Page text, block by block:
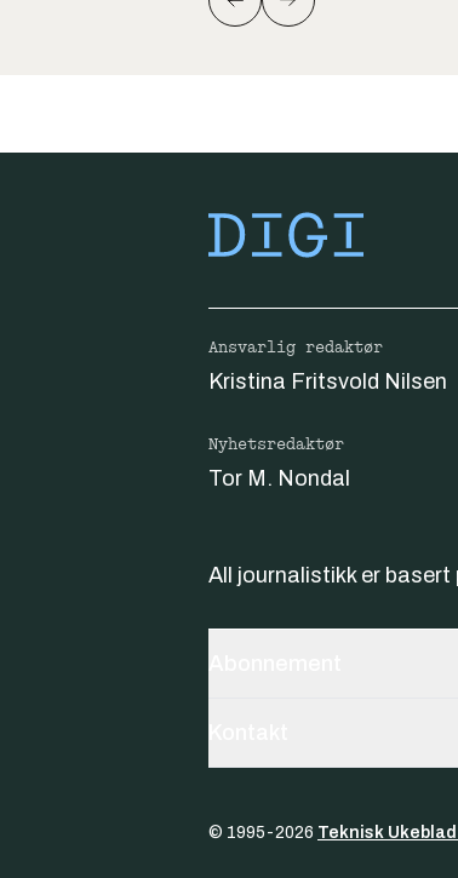
Ansvarlig redaktør
Kristina Fritsvold Nilsen
Nyhetsredaktør
Tor M. Nondal
All journalistikk er basert
© 1995-2026 Teknisk